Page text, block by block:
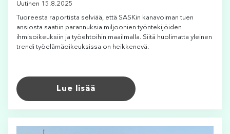
Uutinen 15.8.2025
Tuoreesta raportista selviää, että SASKin kanavoiman tuen
ansiosta saatiin parannuksia miljoonien työntekijöiden
ihmisoikeuksiin ja työehtoihin maailmalla. Siitä huolimatta yleinen
trendi työelämäoikeuksissa on heikkenevä.
Lue lisää